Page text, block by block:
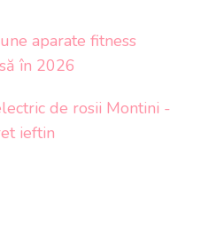
aparate fitness
în 2026
de rosii Montini -
ieftin